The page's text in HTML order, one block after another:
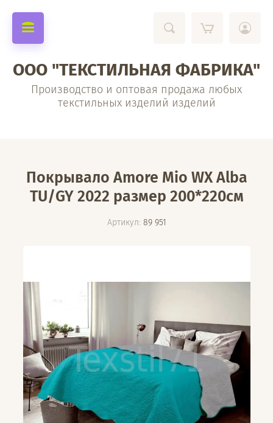
ООО "ТЕКСТИЛЬНАЯ ФАБРИКА"
Производство и оптовая продажа любых
текстильных изделий изделий
Покрывало Amore Mio WX Alba
TU/GY 2022 размер 200*220см
Артикул: 89 951